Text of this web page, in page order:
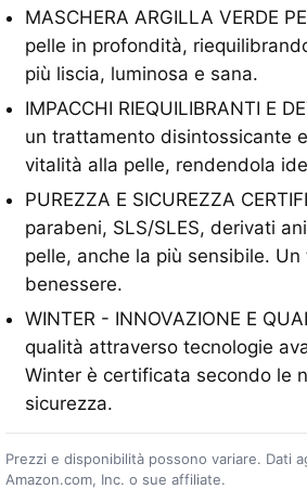
MASCHERA ARGILLA VERDE
pelle in profondità,
più liscia, luminosa e sana.
IMPACCHI RIEQUILIBRANTI E
un trattamento disintossicante
vitalità alla pelle, rendendola
PUREZZA E SICUREZZA
parabeni, SLS/SLES, derivati
pelle, anche la più sensibile.
benessere.
WINTER - INNOVAZIONE E
qualità attraverso tecnologie
Winter è certificata secondo le
sicurezza.
Prezzi e disponibilità possono variare. Dati
Amazon.com, Inc. o sue affiliate.